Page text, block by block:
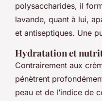
polysaccharides, il
lavande, quant à lui,
et antiseptiques. Une
Hydratation et
Contrairement aux
pénètrent
peau et de l’indice de